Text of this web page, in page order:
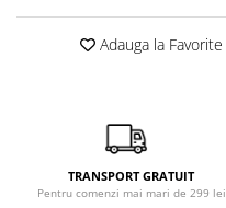
Adauga la Favorite
TRANSPORT GRATUIT
Pentru comenzi mai mari de 299 lei